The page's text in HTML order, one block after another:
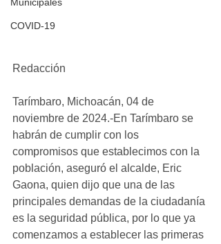
COVID-19
Redacción
Tarímbaro, Michoacán, 04 de
noviembre de 2024.-En Tarímbaro se
habrán de cumplir con los
compromisos que establecimos con la
población, aseguró el alcalde, Eric
Gaona, quien dijo que una de las
principales demandas de la ciudadanía
es la seguridad pública, por lo que ya
comenzamos a establecer las primeras